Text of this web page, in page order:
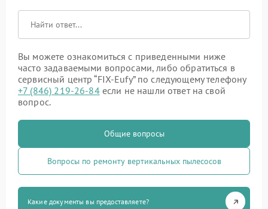
Вы можете ознакомиться с приведенными ниже
часто задаваемыми вопросами, либо обратиться в
сервисный центр “FIX-Eufy” по следующему телефону
+7 (846) 219-26-84если не нашли ответ на свой
вопрос.
Общие вопросы
Вопросы по ремонту вертикальных пылесосов
Какие документы вы предоставляете?